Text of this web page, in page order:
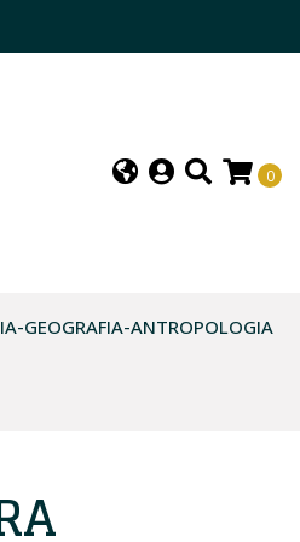
0
GEOGRAFIA-ANTROPOLOGIA